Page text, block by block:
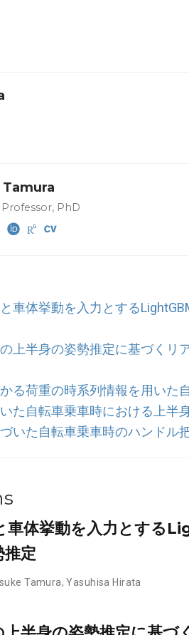
PhD
車体挙動を入力とする
上半身の姿勢推定に基づくリ
る荷重の時系列情報を用いた
た自転車乗車時における上半
いた自転車乗車時のハンドル
車体挙動を入力とする
推定
Tamura,Yasuhisa Hirata